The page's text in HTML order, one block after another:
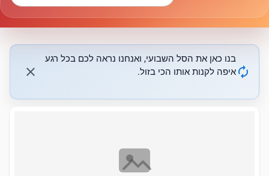
autorenew
בנו כאן את הסל השבועי, ואנחנו נראה לכם בכל רגע
איפה לקנות אותו הכי בזול.
close